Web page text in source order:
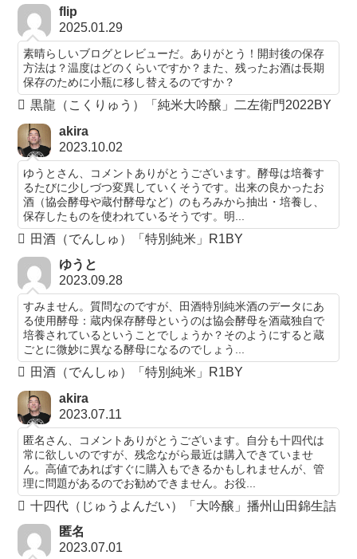
flip
2025.01.29
素晴らしいブログとレビューだ。ありがとう！開封後の保存
方法は？温度はどのくらいですか？また、残ったお酒は長期
保存のために小瓶に移し替えるのですか？
黒龍（こくりゅう）「純米大吟醸」二左衛門2022BY
akira
2023.10.02
ゆうとさん、コメントありがとうございます。酵母は培養す
るたびに少しづつ変異していくそうです。出来の良かったお
酒（協会酵母や蔵付酵母など）のもろみから抽出・培養し、
保存したものを使われているそうです。明...
田酒（でんしゅ）「特別純米」R1BY
ゆうと
2023.09.28
すみません。質問なのですが、田酒特別純米酒のデータにあ
る使用酵母：蔵内保存酵母というのは協会酵母を酒蔵独自で
培養されているということでしょうか？そのようにすると蔵
ごとに微妙に異なる酵母になるのでしょう...
田酒（でんしゅ）「特別純米」R1BY
akira
2023.07.11
匿名さん、コメントありがとうございます。自分も十四代は
常に欲しいのですが、残念ながら最近は購入できていませ
ん。高値であればすぐに購入もできるかもしれませんが、管
理に問題があるのでお勧めできません。お役...
十四代（じゅうよんだい）「大吟醸」播州山田錦生詰
匿名
2023.07.01